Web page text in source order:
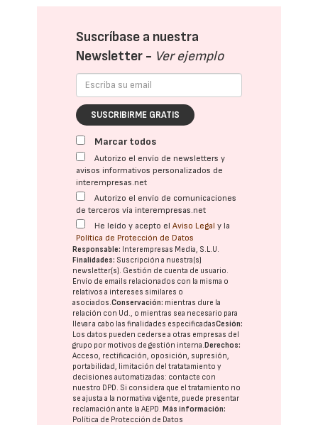
Suscríbase a nuestra
Newsletter - Ver ejemplo
SUSCRIBIRME GRATIS
Marcar todos
Autorizo el envío de newsletters y
avisos informativos personalizados de
interempresas.net
Autorizo el envío de comunicaciones
de terceros vía interempresas.net
He leído y acepto elAviso Legal y la
Política de Protección de Datos
Responsable: Interempresas Media, S.L.U.
Finalidades: Suscripción a nuestra(s)
newsletter(s). Gestión de cuenta de usuario.
Envío de emails relacionados con la misma o
relativos a intereses similares o
asociados.Conservación: mientras dure la
relación con Ud., o mientras sea necesario para
llevar a cabo las finalidades especificadasCesión:
Los datos pueden cederse a otras empresas del
grupo por motivos de gestión interna.Derechos:
Acceso, rectificación, oposición, supresión,
portabilidad, limitación del tratatamiento y
decisiones automatizadas: contacte con
nuestro DPD. Si considera que el tratamiento no
se ajusta a la normativa vigente, puede presentar
reclamación ante laAEPD.Más información:
Política de Protección de Datos